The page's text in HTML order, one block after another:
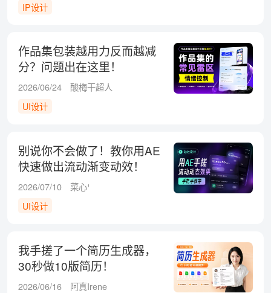
IP设计
作品集包装越用力反而越减
分？问题出在这里！
2026/06/24
酸梅干超人
UI设计
别说你不会做了！教你用AE
快速做出流动渐变动效！
2026/07/10
菜心¹
UI设计
我手搓了一个简历生成器，
30秒做10版简历！
2026/06/16
阿真Irene